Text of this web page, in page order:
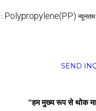
Polypropylene(PP)
SEND
“हम मुख्य रूप से थोक